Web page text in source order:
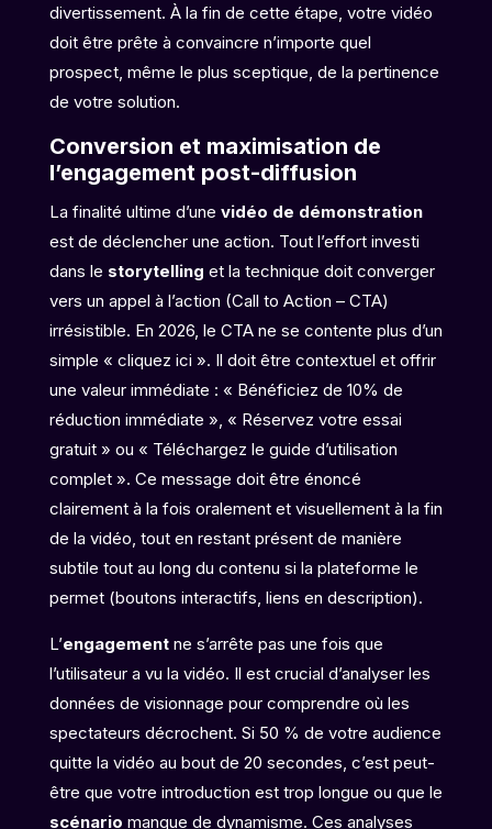
divertissement. À la fin de cette étape, votre vidéo
doit être prête à convaincre n’importe quel
prospect, même le plus sceptique, de la pertinence
de votre solution.
Conversion et maximisation de
l’engagement post-diffusion
La finalité ultime d’une vidéo de démonstration
est de déclencher une action. Tout l’effort investi
dans le storytelling et la technique doit converger
vers un appel à l’action (Call to Action – CTA)
irrésistible. En 2026, le CTA ne se contente plus d’un
simple « cliquez ici ». Il doit être contextuel et offrir
une valeur immédiate : « Bénéficiez de 10% de
réduction immédiate », « Réservez votre essai
gratuit » ou « Téléchargez le guide d’utilisation
complet ». Ce message doit être énoncé
clairement à la fois oralement et visuellement à la fin
de la vidéo, tout en restant présent de manière
subtile tout au long du contenu si la plateforme le
permet (boutons interactifs, liens en description).
L’engagementne s’arrête pas une fois que
l’utilisateur a vu la vidéo. Il est crucial d’analyser les
données de visionnage pour comprendre où les
spectateurs décrochent. Si 50 % de votre audience
quitte la vidéo au bout de 20 secondes, c’est peut-
être que votre introduction est trop longue ou que le
scénario manque de dynamisme. Ces analyses